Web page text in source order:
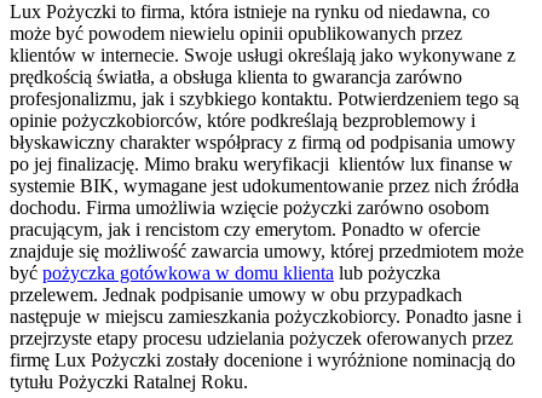
Lux Pożyczki to firma, która istnieje na rynku od niedawna, co
może być powodem niewielu opinii opublikowanych przez
klientów w internecie. Swoje usługi określają jako wykonywane z
prędkością światła, a obsługa klienta to gwarancja zarówno
profesjonalizmu, jak i szybkiego kontaktu. Potwierdzeniem tego są
opinie pożyczkobiorców, które podkreślają bezproblemowy i
błyskawiczny charakter współpracy z firmą od podpisania umowy
po jej finalizację. Mimo braku weryfikacji klientów lux finanse w
systemie BIK, wymagane jest udokumentowanie przez nich źródła
dochodu. Firma umożliwia wzięcie pożyczki zarówno osobom
pracującym, jak i rencistom czy emerytom. Ponadto w ofercie
znajduje się możliwość zawarcia umowy, której przedmiotem może
być pożyczka gotówkowa w domu klienta lub pożyczka
przelewem. Jednak podpisanie umowy w obu przypadkach
następuje w miejscu zamieszkania pożyczkobiorcy. Ponadto jasne i
przejrzyste etapy procesu udzielania pożyczek oferowanych przez
firmę Lux Pożyczki zostały docenione i wyróżnione nominacją do
tytułu Pożyczki Ratalnej Roku.